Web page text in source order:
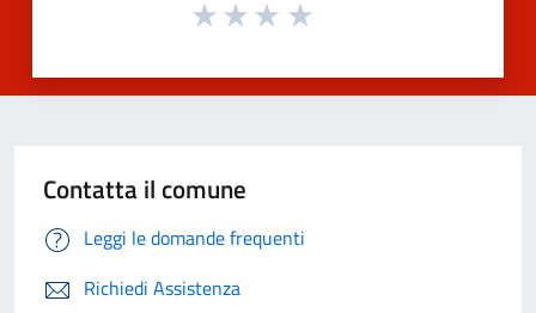
Contatta il comune
Leggi le domande frequenti
Richiedi Assistenza